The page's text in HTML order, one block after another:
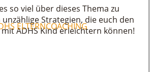
so viel über dieses Thema zu
Strategien, die euch den
ADHS Kind erleichtern können!